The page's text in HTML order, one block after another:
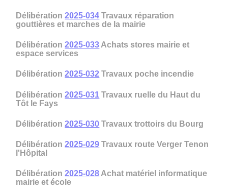
Délibération2025-034 Travaux réparation
gouttières et marches de la mairie
Délibération2025-033 Achats stores mairie et
espace services
Délibération2025-032 Travaux poche incendie
Délibération2025-031 Travaux ruelle du Haut du
Tôt le Fays
Délibération2025-030 Travaux trottoirs du Bourg
Délibération2025-029 Travaux route Verger Tenon
l'Hôpital
Délibération2025-028 Achat matériel informatique
mairie et école